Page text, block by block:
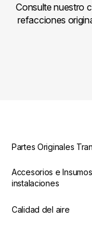
Consulte nuestro
refacciones
Partes Originales
Accesorios e
instalaciones
Calidad del aire